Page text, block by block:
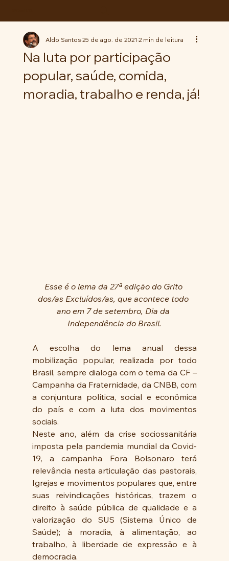
Na luta por participação
popular, saúde, comida,
moradia, trabalho e renda, já!
Aldo Santos25 de ago. de 2021 2 min de leitura
Esse é o lema da 27ª edição do Grito
dos/as Excluídos/as, que acontece todo
ano em 7 de setembro, Dia da
Independência do Brasil.
A escolha do lema anual dessa
mobilização popular, realizada por todo
Brasil, sempre dialoga com o tema da CF –
Campanha da Fraternidade, da CNBB, com
a conjuntura política, social e econômica
do país e com a luta dos movimentos
sociais.
Neste ano, além da crise sociossanitária
imposta pela pandemia mundial da Covid-
19, a campanha Fora Bolsonaro terá
relevância nesta articulação das pastorais,
Igrejas e movimentos populares que, entre
suas reivindicações históricas, trazem o
direito à saúde pública de qualidade e a
valorização do SUS (Sistema Único de
Saúde); à moradia, à alimentação, ao
trabalho, à liberdade de expressão e à
democracia.